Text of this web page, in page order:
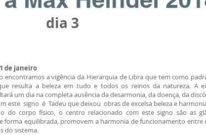
dia 3
de janeiro
encontramos a vigência da Hierarquia de Libra que tem como
resulta a beleza em tudo e todos os reinos da natureza. A
um dia na completa ausência da desarmonia, da doença, da
este signo é Tadeu que deixou obras de excelsa beleza e
do corpo físico, o centro relacionado com este signo são as
forma equilibrada, promovem a harmonia de funcionamento entre
do sistema.